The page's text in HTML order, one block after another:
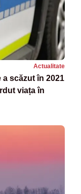
Actualitate
a scăzut în 2021
viața în